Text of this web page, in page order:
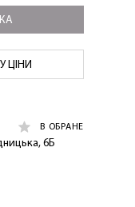
ЦІНИ
В ОБРАНЕ
6Б